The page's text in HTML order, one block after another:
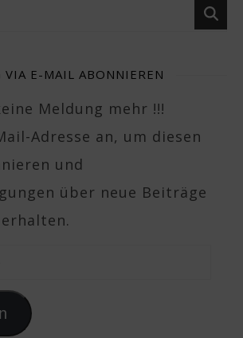
VIA E-MAIL ABONNIEREN
Meldung mehr !!!
Adresse an, um diesen
und
über neue Beiträge